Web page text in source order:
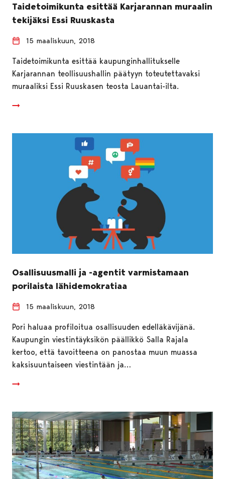
Taidetoimikunta esittää Karjarannan muraalin
tekijäksi Essi Ruuskasta
15 maaliskuun, 2018
Taidetoimikunta esittää kaupunginhallitukselle
Karjarannan teollisuushallin päätyyn toteutettavaksi
muraaliksi Essi Ruuskasen teosta Lauantai-ilta.
Osallisuusmalli ja -agentit varmistamaan
porilaista lähidemokratiaa
15 maaliskuun, 2018
Pori haluaa profiloitua osallisuuden edelläkävijänä.
Kaupungin viestintäyksikön päällikkö Salla Rajala
kertoo, että tavoitteena on panostaa muun muassa
kaksisuuntaiseen viestintään ja…